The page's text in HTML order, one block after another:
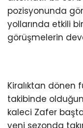
pozisyonunda
yollarında etkili
görüşmelerin
Kiralıktan dönen
takibinde
kaleci Zafer
yeni sezonda